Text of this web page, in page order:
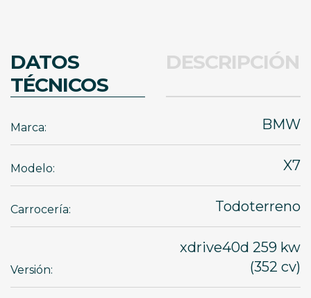
DATOS
TÉCNICOS
DESCRIPCIÓN
Marca: BMW
Modelo: X7
Carrocería: Todoterreno
Versión:
xdrive40d 259 kw
(352 cv)